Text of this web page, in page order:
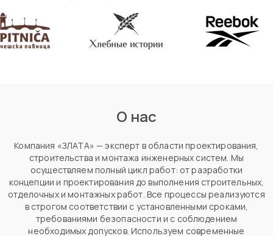
О нас
Компания «ЗЛАТА» — эксперт в области проектирования,
строительства и монтажа инженерных систем. Мы
осуществляем полный цикл работ: от разработки
концепции и проектирования до выполнения строительных,
отделочных и монтажных работ. Все процессы реализуются
в строгом соответствии с установленными сроками,
требованиями безопасности и с соблюдением
необходимых допусков. Используем современные